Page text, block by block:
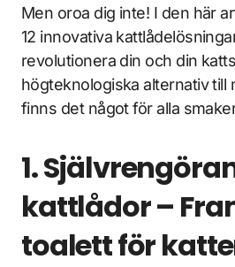
Men oroa dig inte! I den här
12 innovativa
revolutionera din och din
högteknologiska alternativ till
finns det något för alla
1.
kattlådor –
toalett för